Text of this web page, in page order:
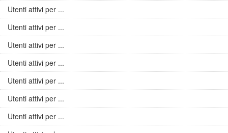
Utenti attivi per ...
Utenti attivi per ...
Utenti attivi per ...
Utenti attivi per ...
Utenti attivi per ...
Utenti attivi per ...
Utenti attivi per ...